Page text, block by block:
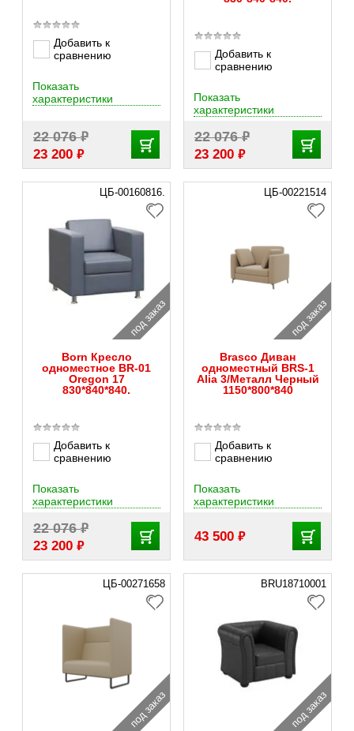
Добавить к
сравнению
22 076₽
23 200 ₽
Показать
характеристики
Добавить к
сравнению
22 076₽
23 200 ₽
Показать
характеристики
ЦБ-00160816.
под заказ
Born Кресло
одноместное BR-01
Oregon 17
830*840*840.
Добавить к
сравнению
22 076₽
23 200 ₽
Показать
характеристики
ЦБ-00221514
под заказ
Brasco Диван
одноместный BRS-1
Alia 3/Металл Черный
1150*800*840
Добавить к
сравнению
43 500 ₽
Показать
характеристики
ЦБ-00271658
под заказ
BRU18710001
под заказ